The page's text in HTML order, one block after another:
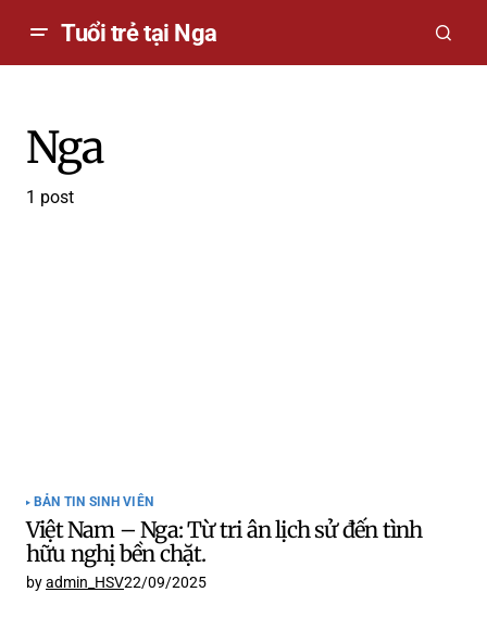
Tuổi trẻ tại Nga
Nga
1 post
BẢN TIN SINH VIÊN
Việt Nam – Nga: Từ tri ân lịch sử đến tình
hữu nghị bền chặt.
byadmin_HSV22/09/2025